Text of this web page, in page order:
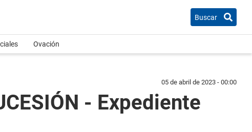
Buscar
Ovación
05 de abril de 2023 - 00:00
- Expediente